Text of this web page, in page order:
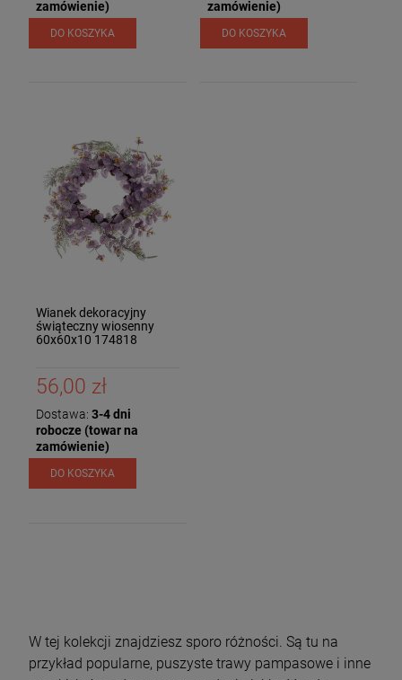
zamówienie)
DO KOSZYKA
zamówienie)
DO KOSZYKA
Wianek dekoracyjny
świąteczny wiosenny
60x60x10 174818
56,00 zł
Dostawa: 3-4 dni
robocze (towar na
zamówienie)
DO KOSZYKA
W tej kolekcji znajdziesz sporo różności. Są tu na
przykład popularne, puszyste trawy pampasowe i inne